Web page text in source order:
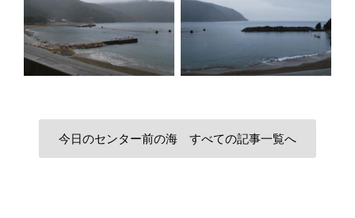
今日のセンター前の海 すべての記事一覧へ